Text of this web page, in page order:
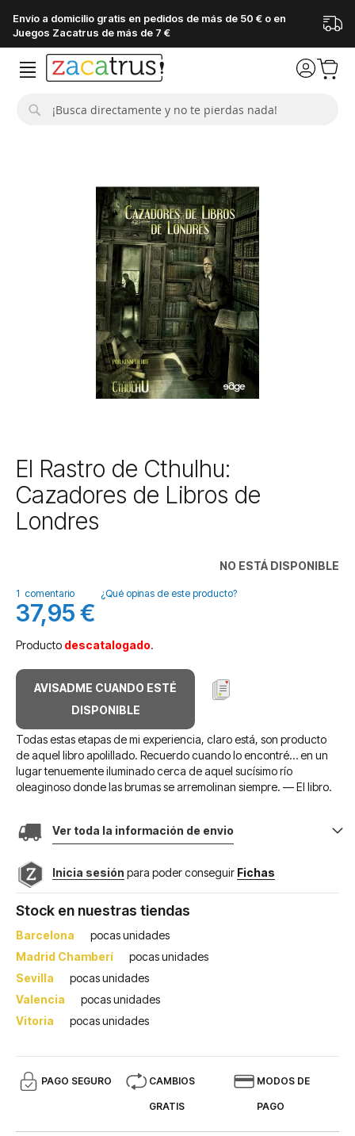
Envío a domicilio gratis en pedidos de más de 50 € o en
Juegos Zacatrus de más de 7 €
Saltar
al
comienzo
El Rastro de Cthulhu:
Cazadores de Libros de
Londres
NO ESTÁ DISPONIBLE
1 comentario ¿Qué opinas de este producto?
37,95 €
Producto descatalogado.
AVISADME CUANDO ESTÉ
DISPONIBLE
Todas estas etapas de mi experiencia, claro está, son producto
de aquel libro apolillado. Recuerdo cuando lo encontré… en un
lugar tenuemente iluminado cerca de aquel sucísimo río
oleaginoso donde las brumas se arremolinan siempre. — El libro.
Ver toda la información de envio
Inicia sesión para poder conseguir Fichas
Stock en nuestras tiendas
Barcelona
pocas unidades
Madrid Chamberí
pocas unidades
Sevilla
pocas unidades
Valencia
pocas unidades
Vitoria
pocas unidades
PAGO SEGURO CAMBIOS
GRATIS
MODOS DE
PAGO